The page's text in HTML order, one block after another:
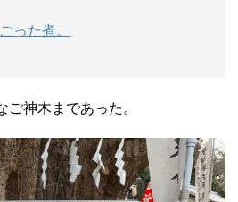
った煮。
神木まであった。